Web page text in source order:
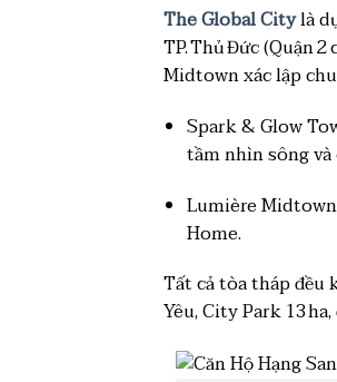
The Global Citylà
TP. Thủ Đức (Quận
Midtown xác lập
Spark & Glow
tầm nhìn sông
Lumière
Home.
Tất cả tòa tháp
Yêu, City Park 13